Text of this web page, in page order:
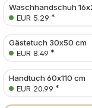
Waschhandschuh
EUR 5.29 *
Gästetuch 30x50 cm
EUR 8.49 *
Handtuch 60x110 cm
EUR 20.99 *